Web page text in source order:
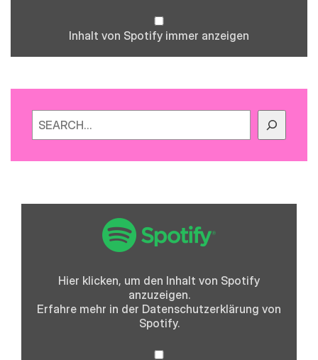
Inhalt von Spotify immer anzeigen
Hier klicken, um den Inhalt von Spotify
anzuzeigen.
Erfahre mehr in der Datenschutzerklärung von
Spotify.